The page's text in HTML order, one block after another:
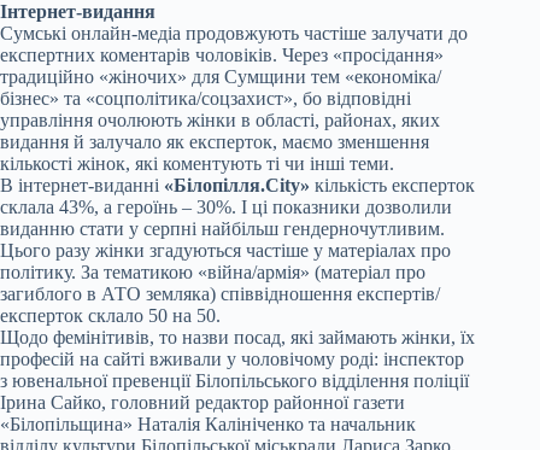
Інтернет-видання
Сумські онлайн-медіа продовжують частіше залучати до
експертних коментарів чоловіків. Через «просідання»
традиційно «жіночих» для Сумщини тем «економіка/
бізнес» та «соцполітика/соцзахист», бо відповідні
управління очолюють жінки в області, районах, яких
видання й залучало як експерток, маємо зменшення
кількості жінок, які коментують ті чи інші теми.
В інтернет-виданні «Білопілля.City» кількість експерток
склала 43%, а героїнь – 30%. І ці показники дозволили
виданню стати у серпні найбільш гендерночутливим.
Цього разу жінки згадуються частіше у матеріалах про
політику. За тематикою «війна/армія» (матеріал про
загиблого в АТО земляка) співвідношення експертів/
експерток склало 50 на 50.
Щодо фемінітивів, то назви посад, які займають жінки, їх
професій на сайті вживали у чоловічому роді: інспектор
з ювенальної превенції Білопільського відділення поліції
Ірина Сайко, головний редактор районної газети
«Білопільщина» Наталія Калініченко та начальник
відділу культури Білопільської міськради Лариса Зарко.